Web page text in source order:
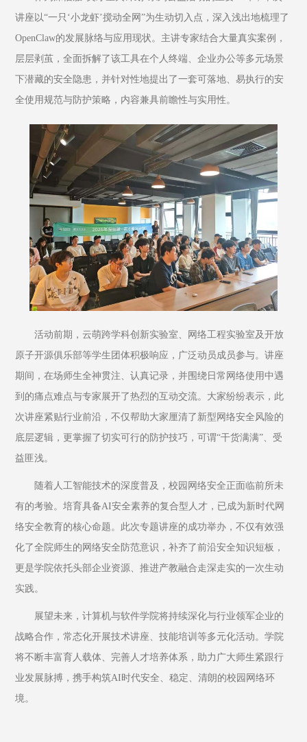
讲座以“一只‘小龙虾’搅动全网”为生动切入点，深入浅出地梳理了
OpenClaw的发展脉络与应用现状。主讲专家结合大量真实案例，
层层剥茧，全面拆解了该工具在个人终端、企业办公等多元场景
下潜藏的安全隐患，并针对性地提出了一套可落地、易执行的安
全使用规范与防护策略，内容兼具前瞻性与实用性。
活动前期，云萌跨学科创新实验室、网络工程实验室及开放
原子开源俱乐部等学生团体积极响应，广泛动员成员参与。讲座
期间，在场师生全神贯注、认真记录，并围绕日常网络使用中遇
到的痛点难点与专家展开了热烈的互动交流。大家纷纷表示，此
次讲座紧贴行业前沿，不仅帮助大家厘清了新型网络安全风险的
底层逻辑，更掌握了切实可行的防护技巧，可谓“干货满满”、受
益匪浅。
随着人工智能技术的深度普及，校园网络安全正面临前所未
有的考验。培育具备AI安全素养的复合型人才，已成为新时代网
络安全教育的核心命题。此次专题讲座的成功举办，不仅有效强
化了全院师生的网络安全防范意识，补齐了前沿安全知识短板，
更是学院依托头部企业资源、推进产教融合走深走实的一次生动
实践。
展望未来，计算机与软件学院将持续深化与行业领军企业的
战略合作，常态化开展技术讲座、技能培训等多元化活动。学院
将不断丰富育人载体、完善人才培养体系，助力广大师生紧跟行
业发展脉搏，携手构筑AI时代安全、稳定、清朗的校园网络环
境。